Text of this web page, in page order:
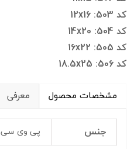
کد 503: 12x16
کد 504: 14x20
کد 505: 16x22
کد 506: 18.5x25
مشخصات محصول معرفی
جنس پی وی سی